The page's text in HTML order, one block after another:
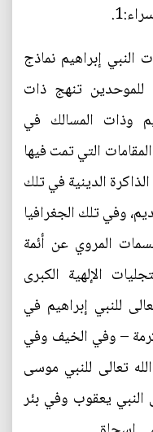
إبراهيم نماذج
للموحدين تنهج ذات
وذات المسالك في
التي تمت فيها
الدينية في تلك
وفي تلك الجغرافيا
المروي عن أئمة
الإلهية الكبرى
للنبي إبراهيم في
– وفي الخيف وفي
تعالى للنبي موسى
النبي يعقوب وفي بئر